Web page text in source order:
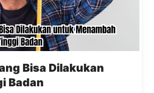
Bisa Dilakukan
Badan